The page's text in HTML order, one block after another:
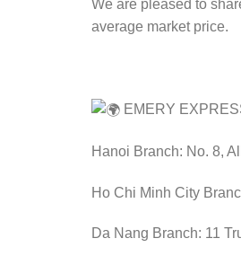
We are pleased to
average market price.
EMERY
Hanoi Branch: No. 8,
Ho Chi Minh City
Da Nang Branch: 11